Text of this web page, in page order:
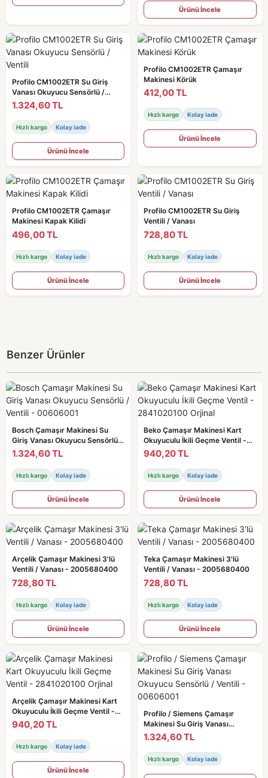
Ürünü İncele
Profilo CM1002ETR Su Giriş
Vanası Okuyucu Sensörlü /
Ventili
1.324,60 TL
Hızlı kargo Kolay iade
Ürünü İncele
Profilo CM1002ETR Çamaşır
Makinesi Körük
412,00 TL
Hızlı kargo Kolay iade
Ürünü İncele
Profilo CM1002ETR Çamaşır
Makinesi Kapak Kilidi
496,00 TL
Hızlı kargo Kolay iade
Ürünü İncele
Profilo CM1002ETR Su Giriş
Ventili / Vanası
728,80 TL
Hızlı kargo Kolay iade
Ürünü İncele
Benzer Ürünler
Bosch Çamaşır Makinesi Su
Giriş Vanası Okuyucu Sensörlü /
Ventili - 00606001
1.324,60 TL
Hızlı kargo Kolay iade
Ürünü İncele
Beko Çamaşır Makinesi Kart
Okuyuculu İkili Geçme Ventil -
2841020100 Orjinal
940,20 TL
Hızlı kargo Kolay iade
Ürünü İncele
Arçelik Çamaşır Makinesi 3'lü
Ventili / Vanası - 2005680400
728,80 TL
Hızlı kargo Kolay iade
Ürünü İncele
Teka Çamaşır Makinesi 3'lü
Ventili / Vanası - 2005680400
728,80 TL
Hızlı kargo Kolay iade
Ürünü İncele
Arçelik Çamaşır Makinesi Kart
Okuyuculu İkili Geçme Ventil -
2841020100 Orjinal
940,20 TL
Hızlı kargo Kolay iade
Ürünü İncele
Profilo / Siemens Çamaşır
Makinesi Su Giriş Vanası
Okuyucu Sensörlü / Ventili -
00606001
1.324,60 TL
Hızlı kargo Kolay iade